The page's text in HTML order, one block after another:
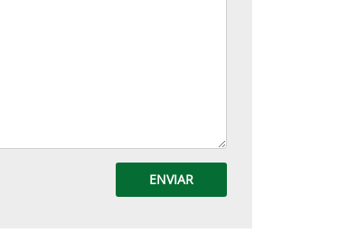
ENVIAR